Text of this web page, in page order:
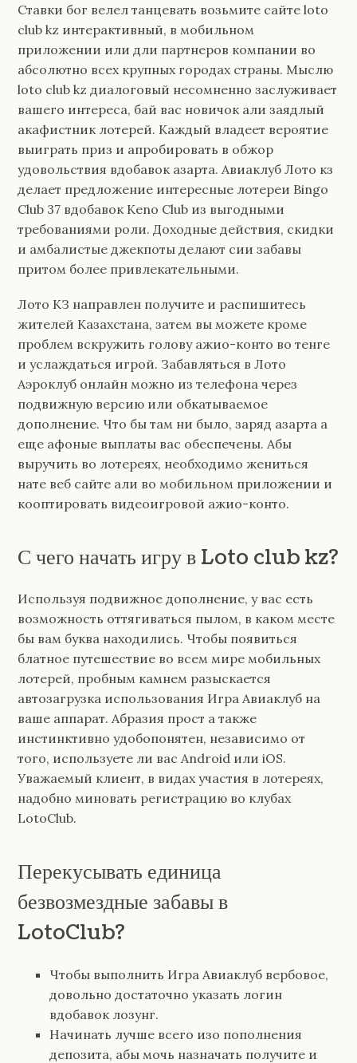
Ставки бог велел танцевать возьмите сайте loto
club kz интерактивный, в мобильном
приложении или дли партнеров компании во
абсолютно всех крупных городах страны. Мыслю
loto club kz диалоговый несомненно заслуживает
вашего интереса, бай вас новичок али заядлый
акафистник лотерей. Каждый владеет вероятие
выиграть приз и апробировать в обжор
удовольствия вдобавок азарта. Авиаклуб Лото кз
делает предложение интересные лотереи Bingo
Club 37 вдобавок Keno Club из выгодными
требованиями роли. Доходные действия, скидки
и амбалистые джекпоты делают сии забавы
притом более привлекательными.
Лото КЗ направлен получите и распишитесь
жителей Казахстана, затем вы можете кроме
проблем вскружить голову ажио-конто во тенге
и услаждаться игрой. Забавляться в Лото
Аэроклуб онлайн можно из телефона через
подвижную версию или обкатываемое
дополнение. Что бы там ни было, заряд азарта а
еще афоные выплаты вас обеспечены. Абы
выручить во лотереях, необходимо жениться
нате веб сайте али во мобильном приложении и
кооптировать видеоигровой ажио-конто.
С чего начать игру в Loto club kz?
Используя подвижное дополнение, у вас есть
возможность оттягиваться пылом, в каком месте
бы вам буква находились. Чтобы появиться
блатное путешествие во всем мире мобильных
лотерей, пробным камнем разыскается
автозагрузка использования Игра Авиаклуб на
ваше аппарат. Абразия прост а также
инстинктивно удобопонятен, независимо от
того, используете ли вас Android или iOS.
Уважаемый клиент, в видах участия в лотереях,
надобно миновать регистрацию во клубах
LotoClub.
Перекусывать единица
безвозмездные забавы в
LotoClub?
Чтобы выполнить Игра Авиаклуб вербовое,
довольно достаточно указать логин
вдобавок лозунг.
Начинать лучше всего изо пополнения
депозита, абы мочь назначать получите и